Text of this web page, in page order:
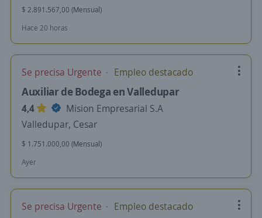
$ 2.891.567,00 (Mensual)
Hace 20 horas
Se precisa Urgente Empleo destacado
Auxiliar de Bodega en Valledupar
4,4
Mision Empresarial S.A
Valledupar, Cesar
$ 1.751.000,00 (Mensual)
Ayer
Se precisa Urgente Empleo destacado